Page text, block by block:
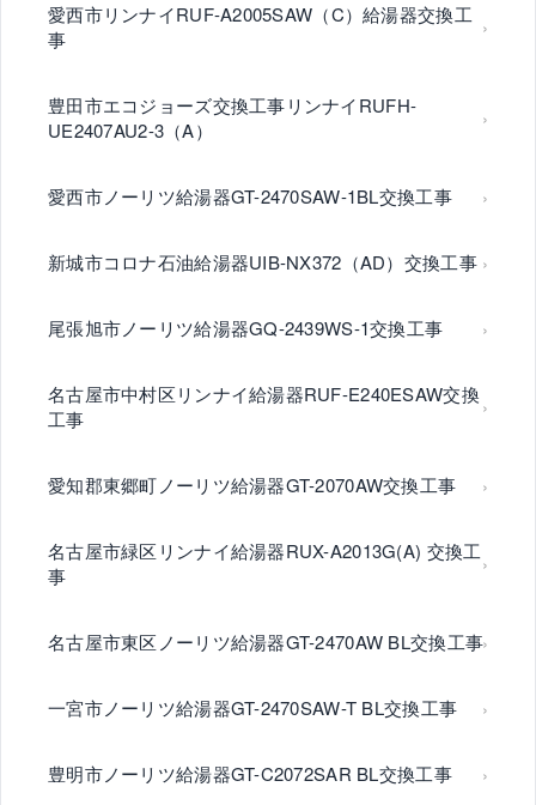
愛西市リンナイRUF-A2005SAW（C）給湯器交換工
事
豊田市エコジョーズ交換工事リンナイRUFH-
UE2407AU2-3（A）
愛西市ノーリツ給湯器GT-2470SAW-1BL交換工事
新城市コロナ石油給湯器UIB-NX372（AD）交換工事
尾張旭市ノーリツ給湯器GQ-2439WS-1交換工事
名古屋市中村区リンナイ給湯器RUF-E240ESAW交換
工事
愛知郡東郷町ノーリツ給湯器GT-2070AW交換工事
名古屋市緑区リンナイ給湯器RUX-A2013G(A) 交換工
事
名古屋市東区ノーリツ給湯器GT-2470AW BL交換工事
一宮市ノーリツ給湯器GT-2470SAW-T BL交換工事
豊明市ノーリツ給湯器GT-C2072SAR BL交換工事